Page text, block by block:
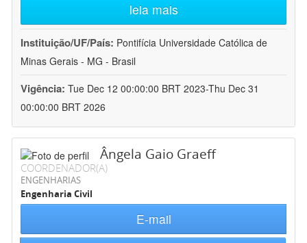
leia mais
Instituição/UF/País: Pontifícia Universidade Católica de
Minas Gerais - MG - Brasil
Vigência: Tue Dec 12 00:00:00 BRT 2023-Thu Dec 31
00:00:00 BRT 2026
Ângela Gaio Graeff
COORDENADOR(A)
ENGENHARIAS
Engenharia Civil
E-mail